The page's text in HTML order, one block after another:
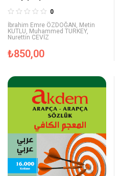
Testleri
0
İbrahim Emre ÖZDOĞAN Metin
KUTLU Muhammed TURKEY,
Nurettin CEVİZ
₺850,00